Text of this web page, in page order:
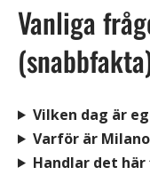
Vanliga
Vilken dag är
Varför är
Handlar det